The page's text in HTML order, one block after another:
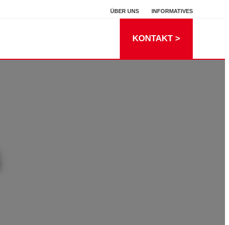
ÜBER UNS INFORMATIVES
KONTAKT >